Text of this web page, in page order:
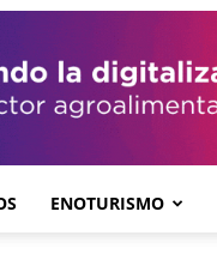
ENOTURISMO